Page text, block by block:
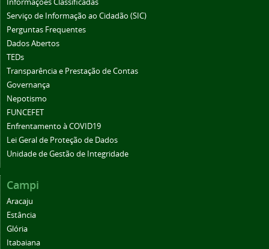
Informações Classificadas
Serviço de Informação ao Cidadão (SIC)
Perguntas Frequentes
Dados Abertos
TEDs
Transparência e Prestação de Contas
Governança
Nepotismo
FUNCEFET
Enfrentamento à COVID19
Lei Geral de Proteção de Dados
Unidade de Gestão de Integridade
Campi
Aracaju
Estância
Glória
Itabaiana